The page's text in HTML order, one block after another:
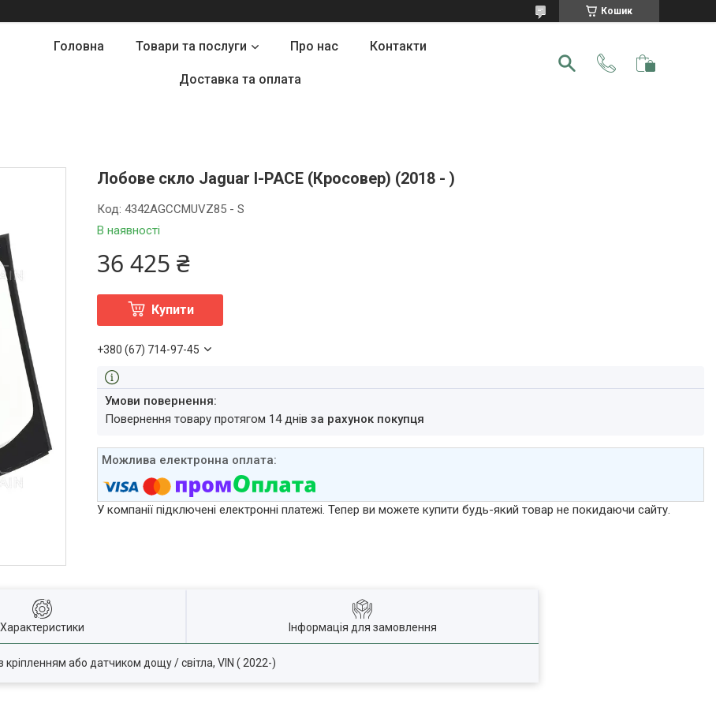
Кошик
Головна Товари та послуги Про нас Контакти
Доставка та оплата
Лобове скло Jaguar I-PACE (Кросовер) (2018 - )
В наявності
Код:4342AGCCMUVZ85 - S
36 425 ₴
Купити
+380 (67) 714-97-45
повернення товару протягом 14 днівза рахунок покупця
У компанії підключені електронні платежі. Тепер ви можете купити будь-який товар не покидаючи сайту.
Характеристики Інформація для замовлення
кріпленням або датчиком дощу / світла, VIN ( 2022-)